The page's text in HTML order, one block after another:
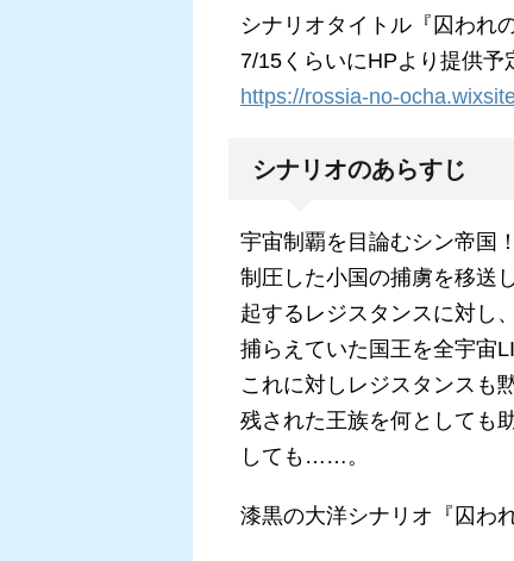
シナリオタイトル『囚われ
7/15くらいにHPより提供予
https://rossia-no-
シナリオのあらすじ
宇宙制覇を目論むシン帝国！
制圧した小国の捕虜を移送
起するレジスタンスに対し
捕らえていた国王を全宇宙
これに対しレジスタンスも
残された王族を何としても
しても……。
漆黒の大洋シナリオ『囚わ